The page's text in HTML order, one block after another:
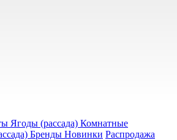
Ягоды (рассада) Комнатные
Бренды Новинки Распродажа